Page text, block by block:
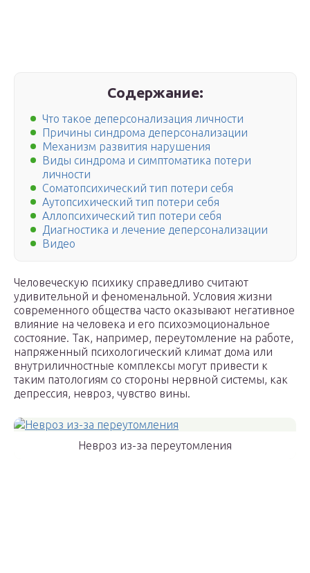
Содержание:
Что такое деперсонализация личности
Причины синдрома деперсонализации
Механизм развития нарушения
Виды синдрома и симптоматика потери
личности
Соматопсихический тип потери себя
Аутопсихический тип потери себя
Аллопсихический тип потери себя
Диагностика и лечение деперсонализации
Видео
Человеческую психику справедливо считают
удивительной и феноменальной. Условия жизни
современного общества часто оказывают негативное
влияние на человека и его психоэмоциональное
состояние. Так, например, переутомление на работе,
напряженный психологический климат дома или
внутриличностные комплексы могут привести к
таким патологиям со стороны нервной системы, как
депрессия, невроз, чувство вины.
Невроз из-за переутомления